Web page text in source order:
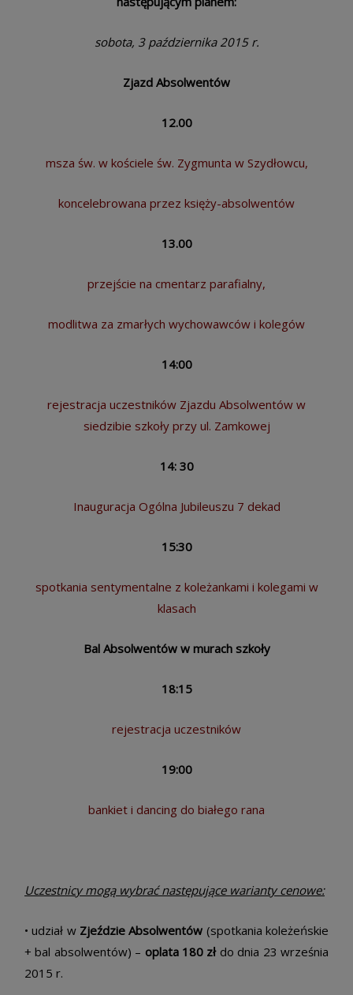
sobota, 3 października 2015 r.
Zjazd Absolwentów
12.00
msza św. w kościele św. Zygmunta w Szydłowcu,
koncelebrowana przez księży-absolwentów
13.00
przejście na cmentarz parafialny,
modlitwa za zmarłych wychowawców i kolegów
14:00
rejestracja uczestników Zjazdu Absolwentów w
siedzibie szkoły przy ul. Zamkowej
14: 30
Inauguracja Ogólna Jubileuszu 7 dekad
15:30
spotkania sentymentalne z koleżankami i kolegami w
klasach
Bal Absolwentów w murach szkoły
18:15
rejestracja uczestników
19:00
bankiet i dancing do białego rana
Uczestnicy mogą wybrać następujące warianty cenowe:
• udział w Zjeździe Absolwentów (spotkania koleżeńskie
+ bal absolwentów) – oplata 180 złdo dnia 23 września
2015 r.